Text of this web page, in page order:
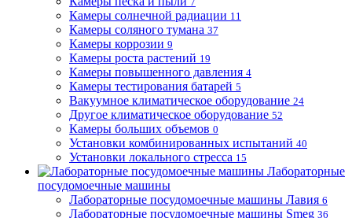
Камеры солнечной радиации 11
Камеры соляного тумана 37
Камеры коррозии 9
Камеры роста растений 19
Камеры повышенного давления 4
Камеры тестирования батарей 5
Вакуумное климатическое оборудование 24
Другое климатическое оборудование 52
Камеры больших объемов 0
Установки комбинированных испытаний 40
Установки локального стресса 15
Лабораторные
посудомоечные машины
Лабораторные посудомоечные машины Лавия 6
Лабораторные посудомоечные машины Smeg 36